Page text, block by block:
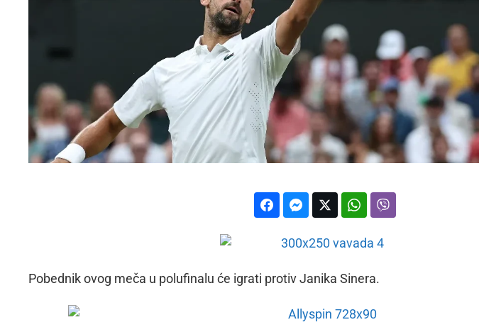
Pobednik ovog meča u polufinalu će igrati protiv Janika Sinera.